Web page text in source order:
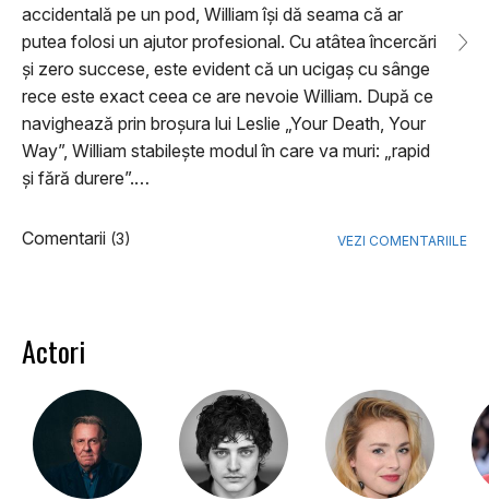
accidentală pe un pod, William își dă seama că ar
putea folosi un ajutor profesional. Cu atâtea încercări
și zero succese, este evident că un ucigaș cu sânge
rece este exact ceea ce are nevoie William. După ce
navighează prin broșura lui Leslie „Your Death, Your
Way”, William stabilește modul în care va muri: „rapid
și fără durere”.…
Comentarii (3) VEZI COMENTARIILE
Actori